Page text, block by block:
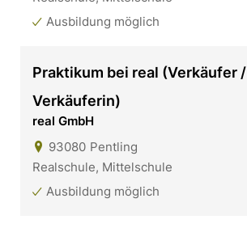
Ausbildung möglich
Praktikum bei real (Verkäufer /
Verkäuferin)
real GmbH
93080 Pentling
Realschule, Mittelschule
Ausbildung möglich